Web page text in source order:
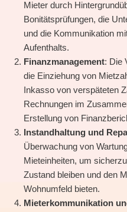
Mieter durch
Bonitätsprüfungen, die
und die Kommunikation
Aufenthalts.
Finanzmanagement: Die
die Einziehung von
Inkasso von verspäteten
Rechnungen im
Erstellung von
Instandhaltung und
Überwachung von
Mieteinheiten, um
Zustand bleiben und den
Wohnumfeld bieten.
Mieterkommunikation